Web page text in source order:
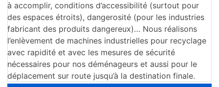
à accomplir, conditions d’accessibilité (surtout pour
des espaces étroits), dangerosité (pour les industries
fabricant des produits dangereux)… Nous réalisons
l’enlèvement de machines industrielles pour recyclage
avec rapidité et avec les mesures de sécurité
nécessaires pour nos déménageurs et aussi pour le
déplacement sur route jusqu’à la destination finale.